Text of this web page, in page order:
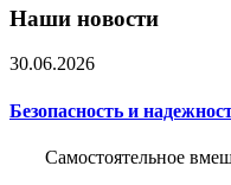
Наши новости
30.06.2026
Безопасность и
Самостоятельное